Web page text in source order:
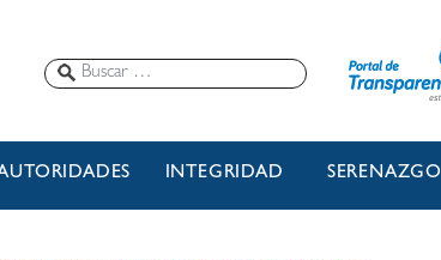
INTEGRIDAD SERENAZGO